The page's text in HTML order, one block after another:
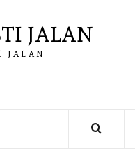
JALAN
JALAN